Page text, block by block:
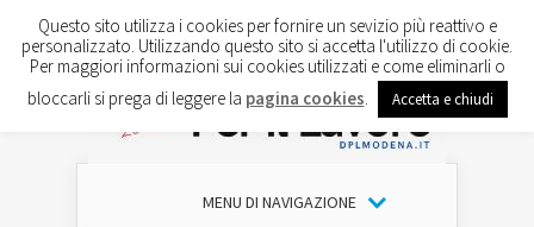
MENU DI NAVIGAZIONE
Questo sito utilizza i cookies per fornire un sevizio più reattivo e
personalizzato. Utilizzando questo sito si accetta l'utilizzo di cookie.
Per maggiori informazioni sui cookies utilizzati e come eliminarli o
bloccarli si prega di leggere la pagina cookies Accetta e chiudi